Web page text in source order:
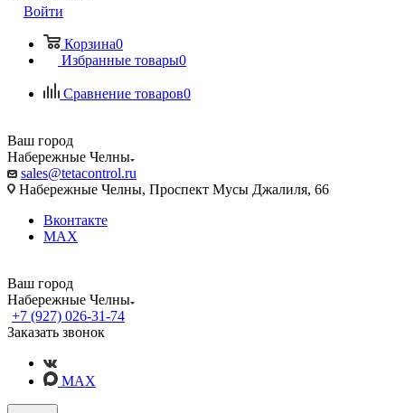
Войти
Корзина0
Избранные товары0
Сравнение товаров0
Ваш город
Набережные Челны
sales@tetacontrol.ru
Набережные Челны, Проспект Мусы Джалиля, 66
Вконтакте
MAX
Ваш город
Набережные Челны
+7 (927) 026-31-74
Заказать звонок
MAX